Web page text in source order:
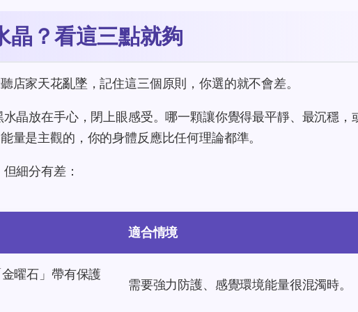
晶？看這三點就夠
店家天花亂墜，記住這三個原則，你選的就不會差。
晶放在手心，閉上眼感受。哪一顆讓你覺得最平靜、最沉穩，
量是主觀的，你的身體反應比任何理論都準。
細分有差：
適合情境
曜石」帶有保護
需要強力防護、感覺環境能量很混濁時。